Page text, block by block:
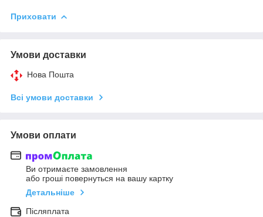
Приховати
Умови доставки
Нова Пошта
Всі умови доставки
Умови оплати
Ви отримаєте замовлення
або гроші повернуться на вашу картку
Детальніше
Післяплата